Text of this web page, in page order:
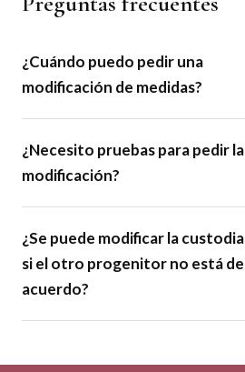
¿Cuándo puedo pedir una
modificación de medidas?
¿Necesito pruebas para pedir la
modificación?
¿Se puede modificar la custodia
si el otro progenitor no está de
acuerdo?